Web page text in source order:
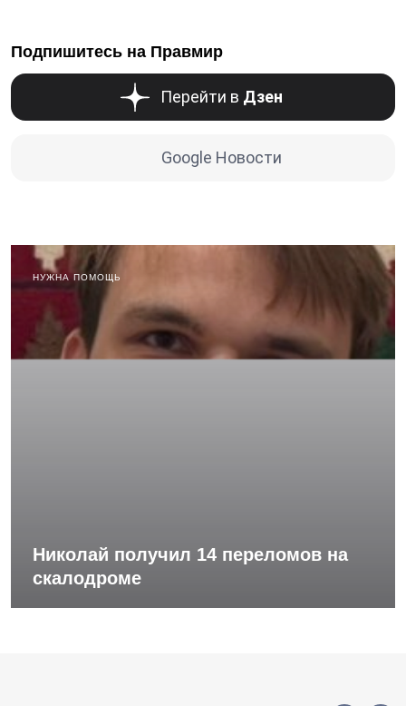
Подпишитесь на Правмир
Перейти в Дзен
Google Новости
НУЖНА ПОМОЩЬ
Николай получил 14 переломов на
скалодроме